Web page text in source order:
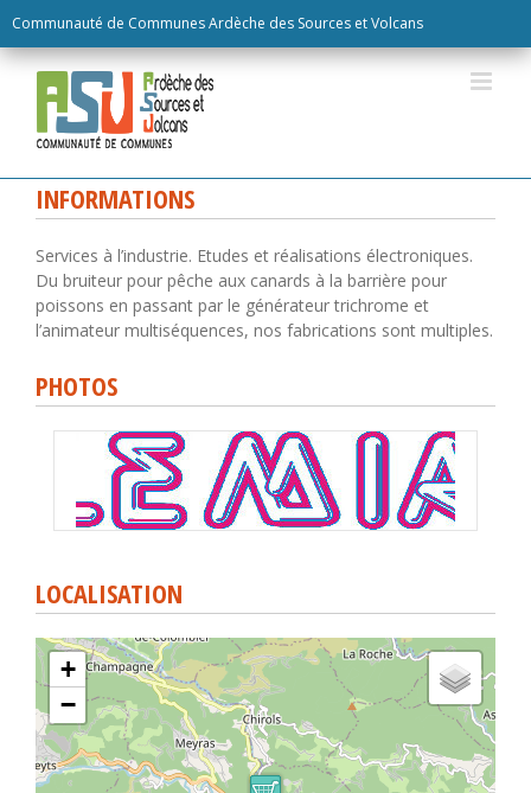
Communauté de Communes Ardèche des Sources et Volcans
to
content
INFORMATIONS
Services à l’industrie. Etudes et réalisations électroniques.
Du bruiteur pour pêche aux canards à la barrière pour
poissons en passant par le générateur trichrome et
l’animateur multiséquences, nos fabrications sont multiples.
PHOTOS
LOCALISATION
+
−